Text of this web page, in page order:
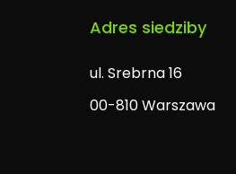
Adres siedziby
ul. Srebrna 16
00-810 Warszawa